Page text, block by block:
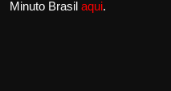
Saúde
Minuto Brasil aqui.